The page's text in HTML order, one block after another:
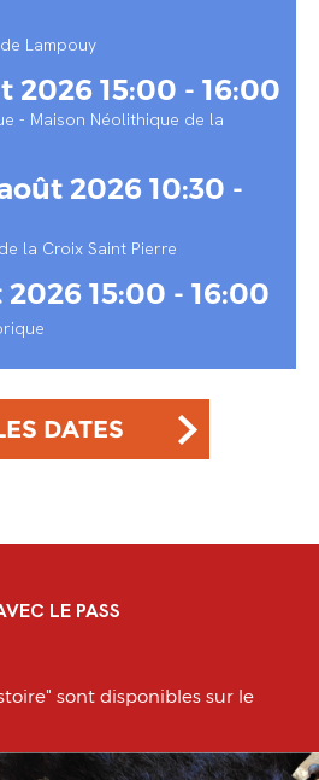
Lampouy
2026 15:00 - 16:00
- Maison Néolithique de la
2026 10:30 -
la Croix Saint Pierre
15:00 - 16:00
DATES
LE PASS
sont disponibles sur le